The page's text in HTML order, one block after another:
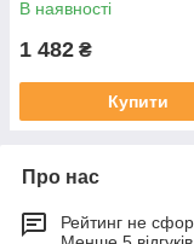
В наявності
1 482 ₴
Купити
Про нас
Рейтинг не